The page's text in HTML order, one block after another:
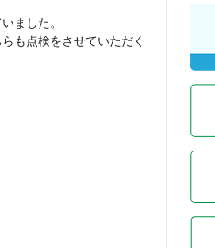
ました。
も点検をさせていただく